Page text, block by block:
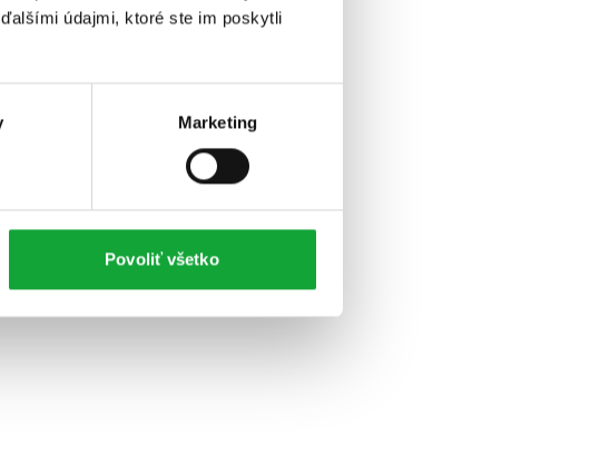
údajmi, ktoré ste im poskytli
Marketing
Povoliť všetko